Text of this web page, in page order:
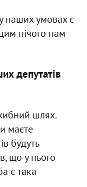
наших умовах є
нічого нам
депутатів
шлях.
маєте
будуть
що у нього
є така